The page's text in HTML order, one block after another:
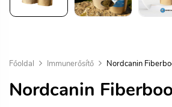
Főoldal Immunerősítő Nordcanin
Nordcanin